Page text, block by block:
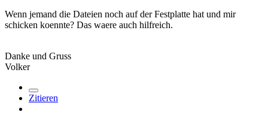
Wenn jemand die Dateien noch auf der Festplatte hat und mir
schicken koennte? Das waere auch hilfreich.
Danke und Gruss
Volker
Zitieren